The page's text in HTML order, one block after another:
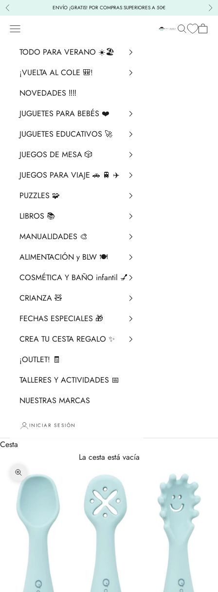
Ir al contenido
Anterior ENVÍO ¡GRATIS! POR COMPRAS SUPERIORES A 50€
La Chata
Menú BuscarCesta
TODO PARA VERANO ☀️🏖️
¡VUELTA AL COLE 🎒!
NOVEDADES ‼️​‼️​
JUGUETES PARA BEBÉS ❤️​
JUGUETES EDUCATIVOS 🚀
JUEGOS DE MESA 🎲
JUEGOS PARA VIAJE 🚗 🚆 ✈️
PUZZLES 🧩
LIBROS 📚​
MANUALIDADES 🎨​
ALIMENTACIÓN y BLW 🍽️
COSMÉTICA Y BAÑO infantil 💅
CRIANZA ​🧸​
FECHAS ESPECIALES 🎁
CREA TU CESTA REGALO ✨
¡OUTLET! 🧾
TALLERES Y ACTIVIDADES 📅
NUESTRAS MARCAS
INICIAR SESIÓN
Cesta
La cesta está vacía
Zoom